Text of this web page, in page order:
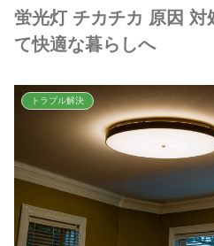
蛍光灯 チカチカ 原因 対
て快適な暮らしへ
トラブル解決